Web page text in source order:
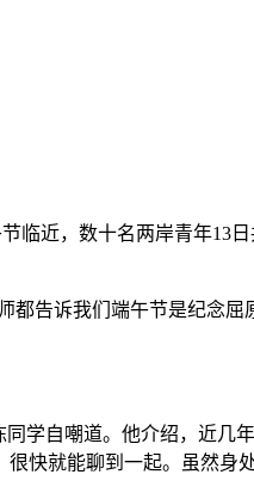
临近，数十名两岸青年13
告诉我们端午节是纪念屈
自嘲道。他介绍，近几
快就能聊到一起。虽然身